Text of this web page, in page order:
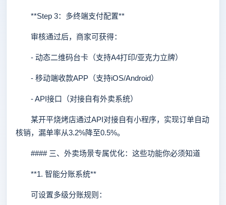
**Step 3：多终端支付配置**
审核通过后，商家可获得：
- 动态二维码台卡（支持A4打印/亚克力立牌）
- 移动端收款APP（支持iOS/Android）
- API接口（对接自有外卖系统）
某开平烧烤店通过API对接自有小程序，实现订单自动
核销，漏单率从3.2%降至0.5%。
#### 三、外卖场景专属优化：这些功能你必须知道
**1. 智能分账系统**
可设置多级分账规则：